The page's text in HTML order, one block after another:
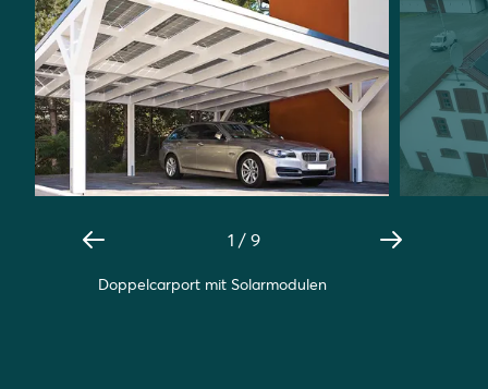
Doppelcarport mit Solarmodulen
1 / 9